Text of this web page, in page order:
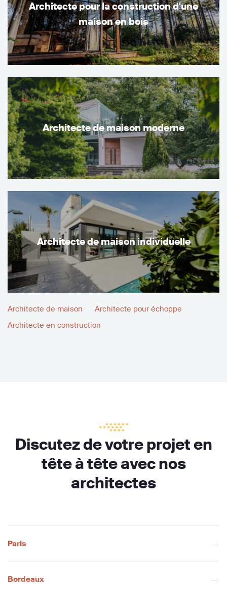
Architecte pour la construction d'une
maison en bois
Architecte de maison moderne
Architecte de maison individuelle
Architecte de maison
Architecte pour échoppe
Architecte en construction
Discutez de votre projet en
tête à tête avec nos
architectes
Paris
Bordeaux